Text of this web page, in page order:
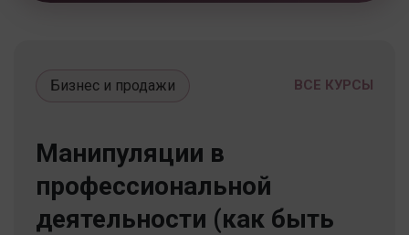
ВСЕ КУРСЫ
Бизнес и продажи
Манипуляции в
профессиональной
деятельности (как быть